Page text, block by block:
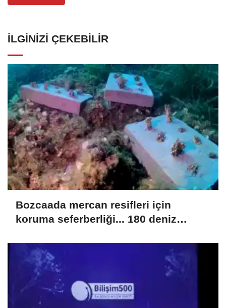
İLGINIZI ÇEKEBILIR
Bozcaada mercan resifleri için
koruma seferberliği... 180 deniz